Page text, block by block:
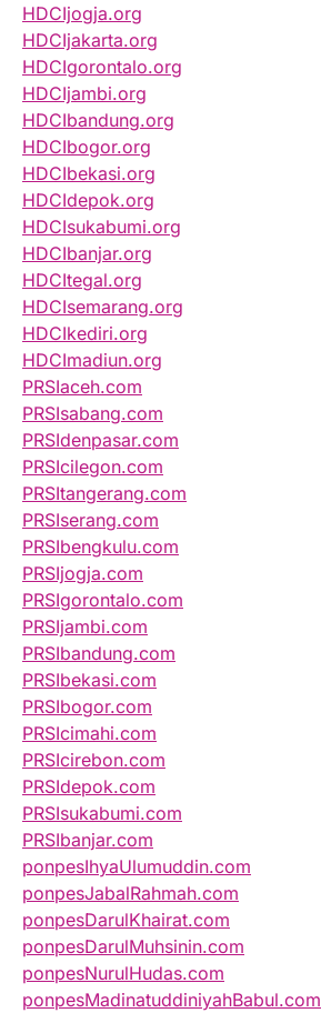
HDCIjogja.org
HDCIjakarta.org
HDCIgorontalo.org
HDCIjambi.org
HDCIbandung.org
HDCIbogor.org
HDCIbekasi.org
HDCIdepok.org
HDCIsukabumi.org
HDCIbanjar.org
HDCItegal.org
HDCIsemarang.org
HDCIkediri.org
HDCImadiun.org
PRSIaceh.com
PRSIsabang.com
PRSIdenpasar.com
PRSIcilegon.com
PRSItangerang.com
PRSIserang.com
PRSIbengkulu.com
PRSIjogja.com
PRSIgorontalo.com
PRSIjambi.com
PRSIbandung.com
PRSIbekasi.com
PRSIbogor.com
PRSIcimahi.com
PRSIcirebon.com
PRSIdepok.com
PRSIsukabumi.com
PRSIbanjar.com
ponpesIhyaUlumuddin.com
ponpesJabalRahmah.com
ponpesDarulKhairat.com
ponpesDarulMuhsinin.com
ponpesNurulHudas.com
ponpesMadinatuddiniyahBabul.com